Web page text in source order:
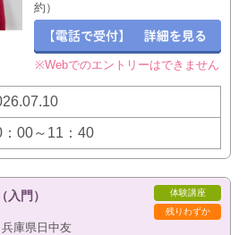
約）
※Webでのエントリーはできません
：00～11：40
体験講座
残りわずか
入門）
兵庫県日中友